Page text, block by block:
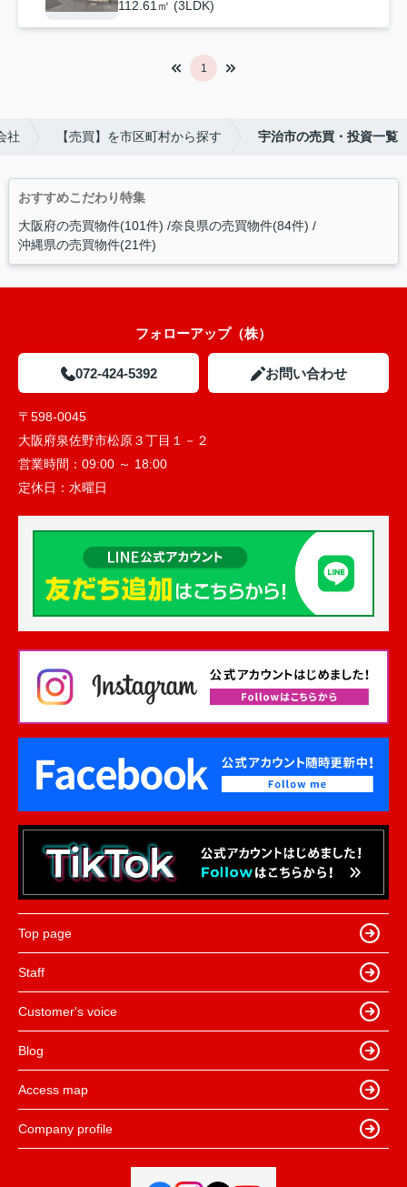
112.61㎡ (3LDK)
1
社 【売買】を市区町村から探す 宇治市の売買・投資一覧
おすすめこだわり特集
大阪府の売買物件(101件) 奈良県の売買物件(84件)
沖縄県の売買物件(21件)
フォローアップ（株）
072-424-5392 お問い合わせ
〒598-0045
大阪府泉佐野市松原３丁目１－２
営業時間： 09:00 ～ 18:00
定休日： 水曜日
Top page
Staff
Customer's voice
Blog
Access map
Company profile